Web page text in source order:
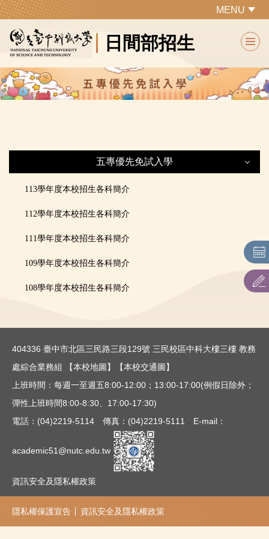
跳
主
要
內
容
區
日間部招生
MENU
五專優先免試入學
五專優先免試入學
招生重要日程
聯合招生：主辦單位連結
表件下載
歷年最低錄取分數
通知單下載
113學年度本校招生各科簡介
112學年度本校招生各科簡介
111學年度本校招生各科簡介
109學年度本校招生各科簡介
108學年度本校招生各科簡介
404336 臺中市北區三民路三段129號 三民校區中科大樓三樓 教務
處綜合業務組
【本校地圖】
【本校交通圖】
上班時間：每週一至週五8:00-12:00；13:00-17:00(例假日除外；
彈性上班時間8:00-8:30、17:00-17:30)
電話：(04)2219-5114 傳真：(04)2219-5111 E-mail：
academic51@nutc.edu.tw
資訊安全及隱私權政策
隱私權保護宣告 資訊安全及隱私權政策